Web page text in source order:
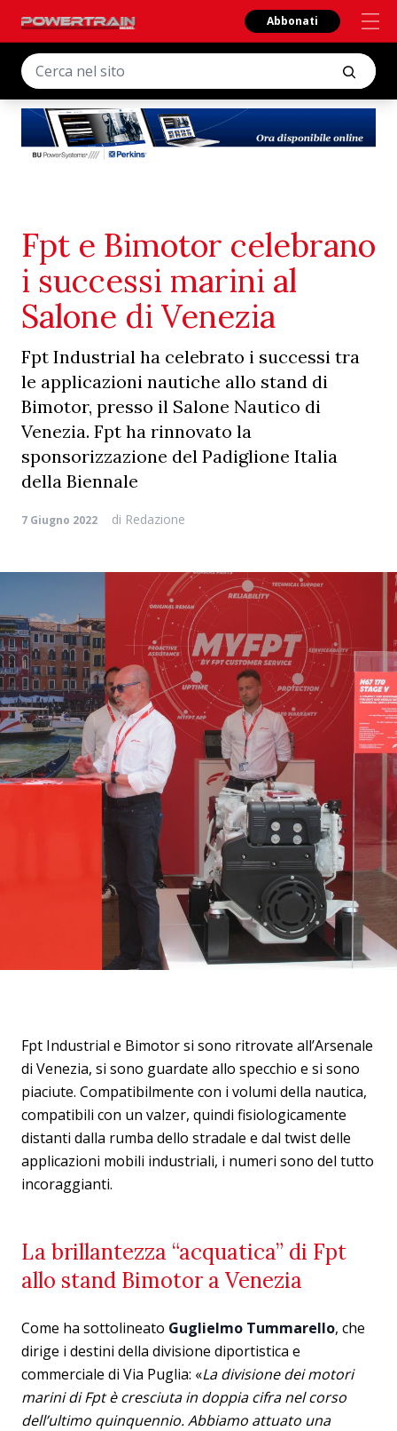
Abbonati
Fpt e Bimotor celebrano
i successi marini al
Salone di Venezia
Fpt Industrial ha celebrato i successi tra
le applicazioni nautiche allo stand di
Bimotor, presso il Salone Nautico di
Venezia. Fpt ha rinnovato la
sponsorizzazione del Padiglione Italia
della Biennale
7 Giugno 2022 di Redazione
Fpt Industrial e Bimotor si sono ritrovate all’Arsenale
di Venezia, si sono guardate allo specchio e si sono
piaciute. Compatibilmente con i volumi della nautica,
compatibili con un valzer, quindi fisiologicamente
distanti dalla rumba dello stradale e dal twist delle
applicazioni mobili industriali, i numeri sono del tutto
incoraggianti.
La brillantezza “acquatica” di Fpt
allo stand Bimotor a Venezia
Come ha sottolineato Guglielmo Tummarello, che
dirige i destini della divisione diportistica e
commerciale di Via Puglia: «La divisione dei motori
marini di Fpt è cresciuta in doppia cifra nel corso
dell’ultimo quinquennio. Abbiamo attuato una